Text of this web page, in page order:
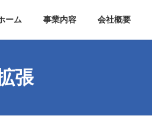
ーム 事業内容 会社概要
張